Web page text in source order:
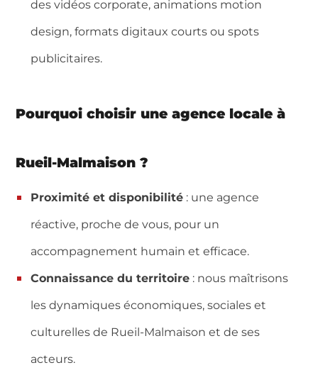
des vidéos corporate, animations motion
design, formats digitaux courts ou spots
publicitaires.
Pourquoi choisir une agence locale à
Rueil-Malmaison ?
Proximité et disponibilité : une agence
réactive, proche de vous, pour un
accompagnement humain et efficace.
Connaissance du territoire : nous maîtrisons
les dynamiques économiques, sociales et
culturelles de Rueil-Malmaison et de ses
acteurs.